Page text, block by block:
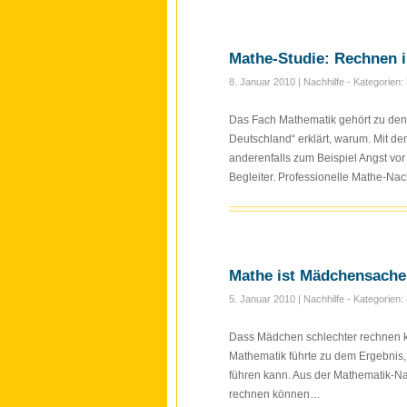
Mathe-Studie: Rechnen
8. Januar 2010 | Nachhilfe - Kategorien:
Das Fach Mathematik gehört zu
Deutschland“ erklärt, warum. Mit
anderenfalls zum Beispiel Angst
Begleiter. Professionelle Mathe-
Mathe ist
5. Januar 2010 | Nachhilfe - Kategorien:
Dass Mädchen schlechter
Mathematik führte zu dem
führen kann. Aus der Mathematik-
rechnen können…